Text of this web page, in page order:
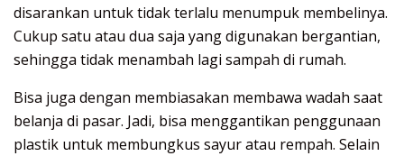
disarankan untuk tidak terlalu menumpuk membelinya.
Cukup satu atau dua saja yang digunakan bergantian,
sehingga tidak menambah lagi sampah di rumah.
Bisa juga dengan membiasakan membawa wadah saat
belanja di pasar. Jadi, bisa menggantikan penggunaan
plastik untuk membungkus sayur atau rempah. Selain